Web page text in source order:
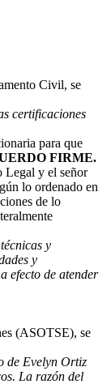
Civil, se
certificaciones
para que
FIRME.
Legal y el señor
lo ordenado en
de lo
y
y
efecto de atender
(ASOTSE), se
de Evelyn Ortiz
La razón del